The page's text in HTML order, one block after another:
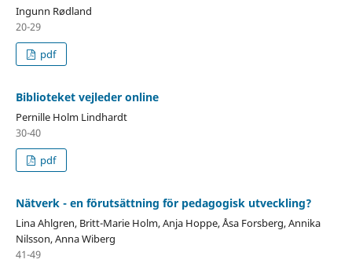
Ingunn Rødland
20-29
pdf
Biblioteket vejleder online
Pernille Holm Lindhardt
30-40
pdf
Nätverk - en förutsättning för pedagogisk utveckling?
Lina Ahlgren, Britt-Marie Holm, Anja Hoppe, Åsa Forsberg, Annika
Nilsson, Anna Wiberg
41-49